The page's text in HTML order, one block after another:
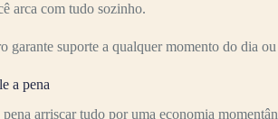
arca com tudo sozinho.
garante suporte a qualquer momento do dia
a pena
arriscar tudo por uma economia